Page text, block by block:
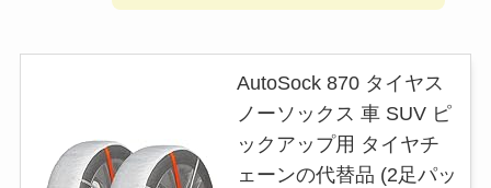
AutoSock 870 タイヤス
ノーソックス 車 SUV ピ
ックアップ用 タイヤチ
ェーンの代替品 (2足パッ